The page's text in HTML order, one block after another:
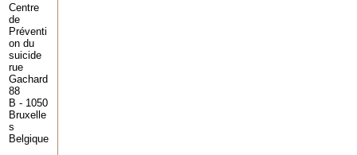
Centre
de
Préventi
on du
suicide
rue
Gachard
88
B - 1050
Bruxelle
s
Belgique